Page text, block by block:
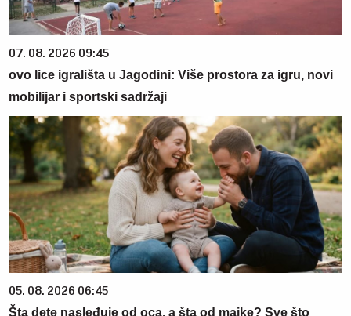
07. 08. 2026 09:45
ovo lice igrališta u Jagodini: Više prostora za igru, novi
mobilijar i sportski sadržaji
05. 08. 2026 06:45
Šta dete nasleđuje od oca, a šta od majke? Sve što